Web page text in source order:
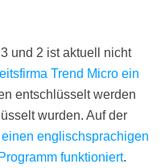
und 2 ist aktuell nicht
Trend Micro ein
entschlüsselt werden
wurden. Auf der
einen englischsprachigen
funktioniert.